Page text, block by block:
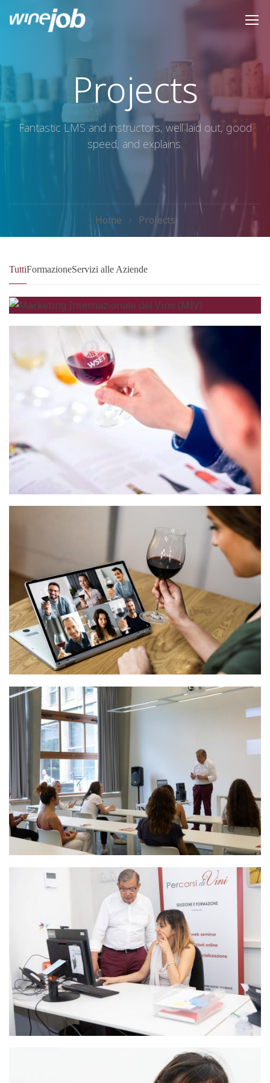
Projects
Fantastic LMS and instructors, well laid out, good
speed, and explains.
Home Projects
TuttiFormazioneServizi alle Aziende